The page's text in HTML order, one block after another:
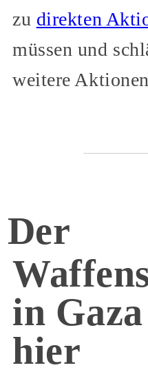
zu direkten
müssen und
weitere
Der
in
hier